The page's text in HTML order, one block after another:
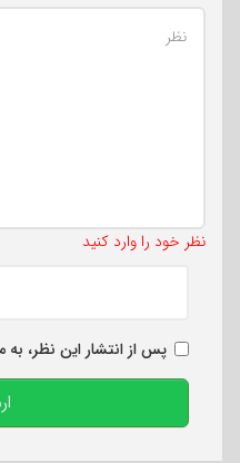
نظر خود را وارد کنید
پس از انتشار این نظر،